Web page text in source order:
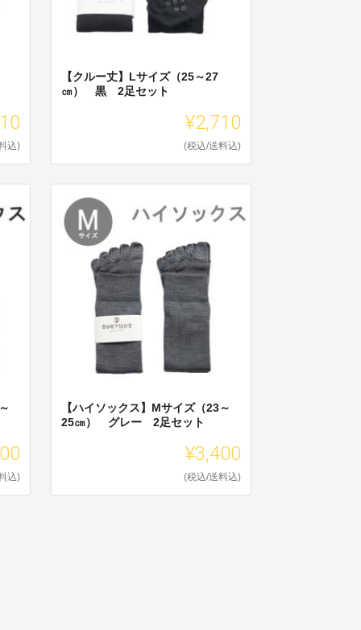
込)
【クルー丈】Lサイズ（25～27
㎝） 黒 2足セット
¥2,710
(税込/送料込)
込)
【ハイソックス】Mサイズ（23～
25㎝） グレー 2足セット
¥3,400
(税込/送料込)